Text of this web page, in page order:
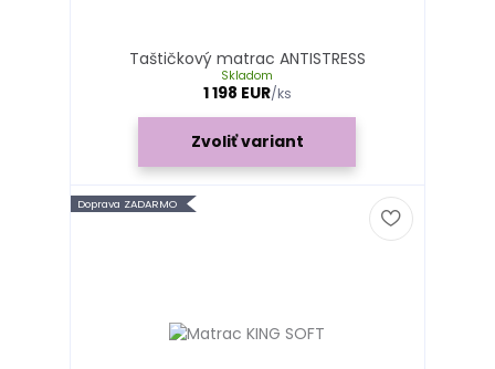
Taštičkový matrac ANTISTRESS
1 198 EUR/ks
Skladom
Zvoliť variant
Doprava ZADARMO